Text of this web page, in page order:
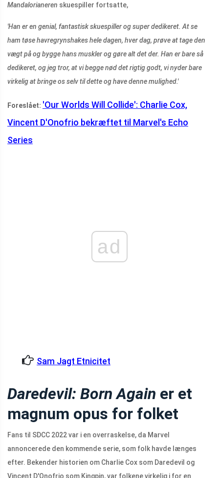
Mandalorianeren skuespiller fortsatte,
'Han er en genial, fantastisk skuespiller og super dedikeret. At se
ham tøse havregrynshakes hele dagen, hver dag, prøve at tage den
vægt på og bygge hans muskler og gøre alt det der. Han er bare så
dedikeret, og jeg tror, ​​at vi begge nød det rigtig godt, vi nyder bare
virkelig at bringe os selv til dette og have denne mulighed.'
Foreslået: 'Our Worlds Will Collide': Charlie Cox,
Vincent D'Onofrio bekræftet til Marvel's Echo
Series
ad
Sam Jagt Etnicitet
Daredevil: Born Again er et
magnum opus for folket
Fans til SDCC 2022 var i en overraskelse, da Marvel
annoncerede den kommende serie, som folk havde længes
efter. Bekender historien om Charlie Cox som Daredevil og
Vincent D'Onofrio som Kingpin, var folkene virkelig i for en